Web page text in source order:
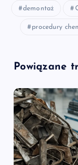
demontaż
procedury
Powiązane